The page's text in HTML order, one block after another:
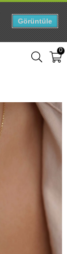
0
Görüntüle